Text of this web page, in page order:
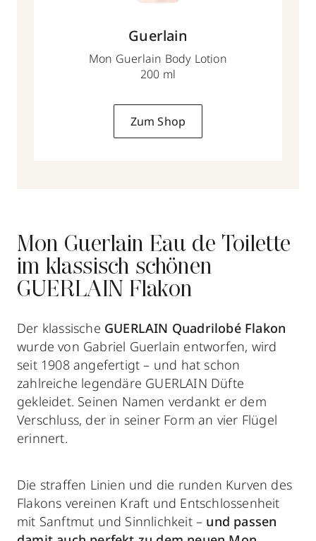
Guerlain
Mon Guerlain Body Lotion
200 ml
Zum Shop
Mon Guerlain Eau de Toilette
im klassisch schönen
GUERLAIN Flakon
Der klassische GUERLAIN Quadrilobé Flakon
wurde von Gabriel Guerlain entworfen, wird
seit 1908 angefertigt – und hat schon
zahlreiche legendäre GUERLAIN Düfte
gekleidet. Seinen Namen verdankt er dem
Verschluss, der in seiner Form an vier Flügel
erinnert.
Die straffen Linien und die runden Kurven des
Flakons vereinen Kraft und Entschlossenheit
mit Sanftmut und Sinnlichkeit – und passen